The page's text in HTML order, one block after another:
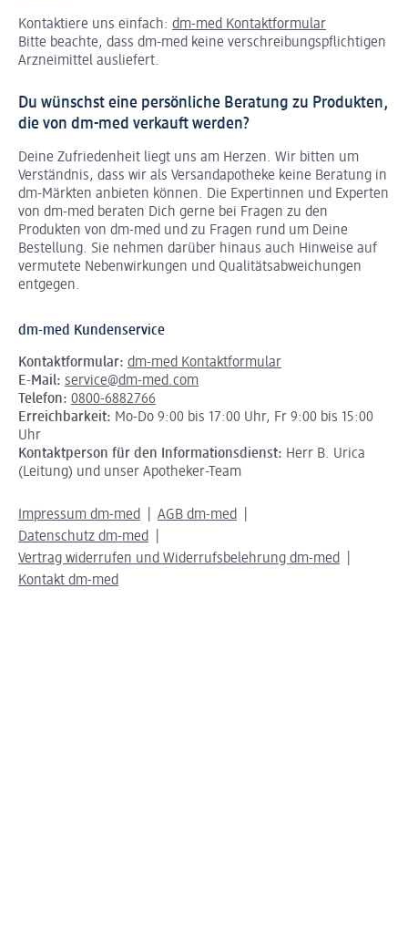
Kontaktiere uns einfach: dm-med Kontaktformular
Bitte beachte, dass dm-med keine verschreibungspflichtigen
Arzneimittel ausliefert.
Du wünschst eine persönliche Beratung zu Produkten,
die von dm-med verkauft werden?
Deine Zufriedenheit liegt uns am Herzen. Wir bitten um
Verständnis, dass wir als Versandapotheke keine Beratung in
dm-Märkten anbieten können. Die Expertinnen und Experten
von dm-med beraten Dich gerne bei Fragen zu den
Produkten von dm-med und zu Fragen rund um Deine
Bestellung. Sie nehmen darüber hinaus auch Hinweise auf
vermutete Nebenwirkungen und Qualitätsabweichungen
entgegen.
dm-med Kundenservice
Kontaktformular: dm-med Kontaktformular
E-Mail: service@dm-med.com
Telefon: 0800-6882766
Erreichbarkeit: Mo-Do 9:00 bis 17:00 Uhr, Fr 9:00 bis 15:00
Uhr
Kontaktperson für den Informationsdienst: Herr B. Urica
(Leitung) und unser Apotheker-Team
Impressum dm-med
AGB dm-med
Datenschutz dm-med
Vertrag widerrufen und Widerrufsbelehrung dm-med
Kontakt dm-med